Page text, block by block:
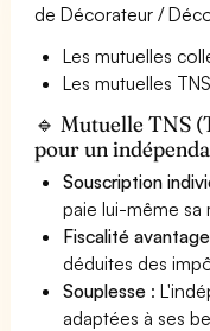
de Décorateur /
Les mutuelles
Les mutuelles
🔹 Mutuelle TNS
pour un
Souscription
paie lui-même sa
Fiscalité
déduites des
Souplesse :
adaptées à ses